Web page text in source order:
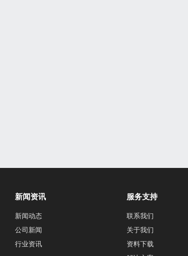
新闻资讯
新闻动态
公司新闻
行业资讯
服务支持
联系我们
关于我们
资料下载